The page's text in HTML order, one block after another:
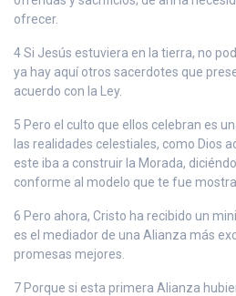
ofrecer.
4 Si Jesús estuviera en la tierra, no
ya hay aquí otros sacerdotes que
acuerdo con la Ley.
5 Pero el culto que ellos celebran es
las realidades celestiales, como Dios
este iba a construir la Morada,
conforme al modelo que te fue
6 Pero ahora, Cristo ha recibido un
es el mediador de una Alianza más
promesas mejores.
7 Porque si esta primera Alianza